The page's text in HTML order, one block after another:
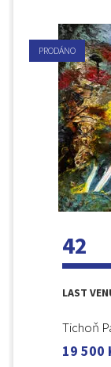
PRODÁNO
42
LAST
Tichoň
19 500